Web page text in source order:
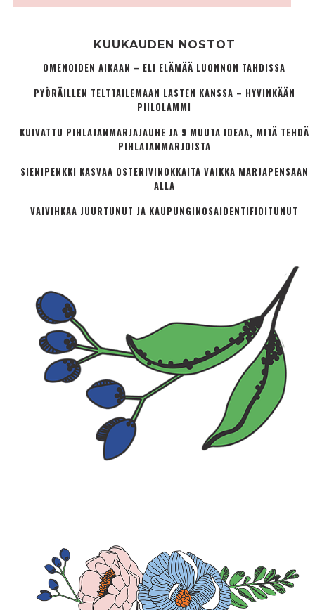
KUUKAUDEN NOSTOT
OMENOIDEN AIKAAN – ELI ELÄMÄÄ LUONNON TAHDISSA
PYÖRÄILLEN TELTTAILEMAAN LASTEN KANSSA – HYVINKÄÄN
PIILOLAMMI
KUIVATTU PIHLAJANMARJAJAUHE JA 9 MUUTA IDEAA, MITÄ TEHDÄ
PIHLAJANMARJOISTA
SIENIPENKKI KASVAA OSTERIVINOKKAITA VAIKKA MARJAPENSAAN
ALLA
VAIVIHKAA JUURTUNUT JA KAUPUNGINOSA­IDENTIFIOITUNUT